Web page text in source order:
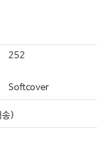
252
Softcover
)